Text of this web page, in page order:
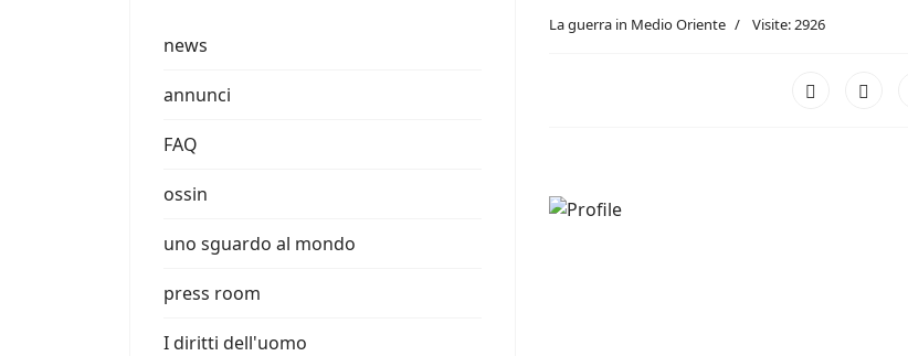
news
annunci
FAQ
ossin
uno sguardo al mondo
press room
I diritti dell'uomo
La guerra in Medio Oriente Visite: 2926